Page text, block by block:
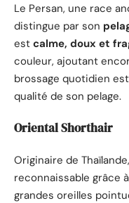
Le Persan, une race
distingue par son
est calme, doux et
couleur, ajoutant
brossage quotidien
qualité de son pelage.
Oriental Shorthair
Originaire de
reconnaissable grâce
grandes oreilles